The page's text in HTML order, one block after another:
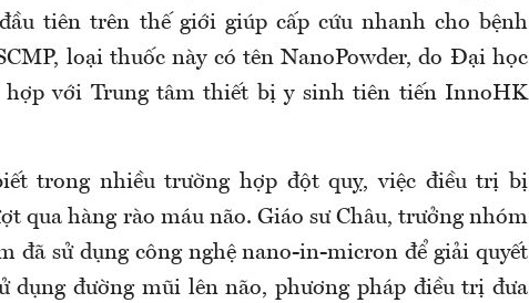
tiên trên thế giới giúp cấp cứu nhanh cho bệnh
loại thuốc này có tên NanoPowder, do Đại học
với Trung tâm thiết bị y sinh tiên tiến InnoHK
trong nhiều trường hợp đột quỵ, việc điều trị bị
qua hàng rào máu não. Giáo sư Châu, trưởng nhóm
đã sử dụng công nghệ nano-in-micron để giải quyết
dụng đường mũi lên não, phương pháp điều trị đưa